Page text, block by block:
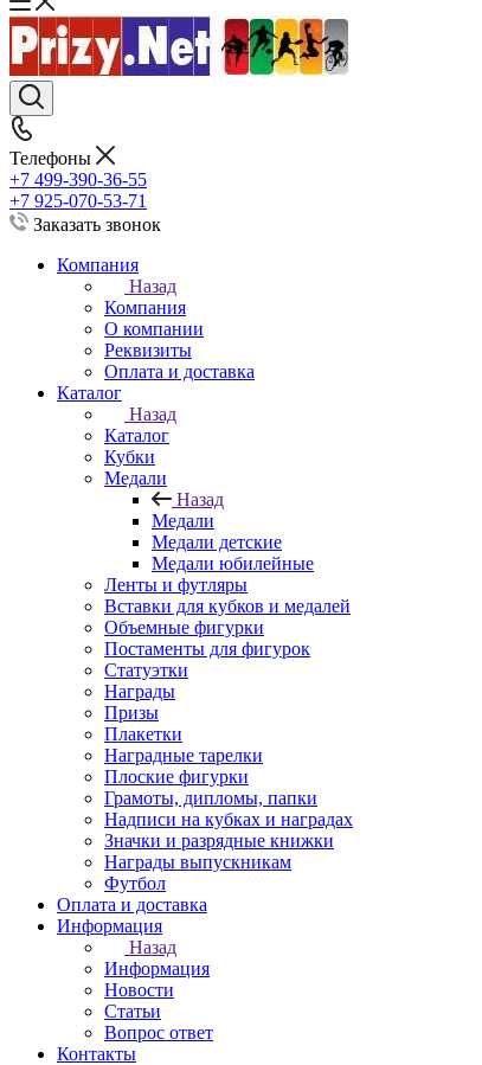
Телефоны
+7 499-390-36-55
+7 925-070-53-71
Заказать звонок
Компания
Назад
Компания
О компании
Реквизиты
Оплата и доставка
Каталог
Назад
Каталог
Кубки
Медали
Назад
Медали
Медали детские
Медали юбилейные
Ленты и футляры
Вставки для кубков и медалей
Объемные фигурки
Постаменты для фигурок
Статуэтки
Награды
Призы
Плакетки
Наградные тарелки
Плоские фигурки
Грамоты, дипломы, папки
Надписи на кубках и наградах
Значки и разрядные книжки
Награды выпускникам
Футбол
Оплата и доставка
Информация
Назад
Информация
Новости
Статьи
Вопрос ответ
Контакты